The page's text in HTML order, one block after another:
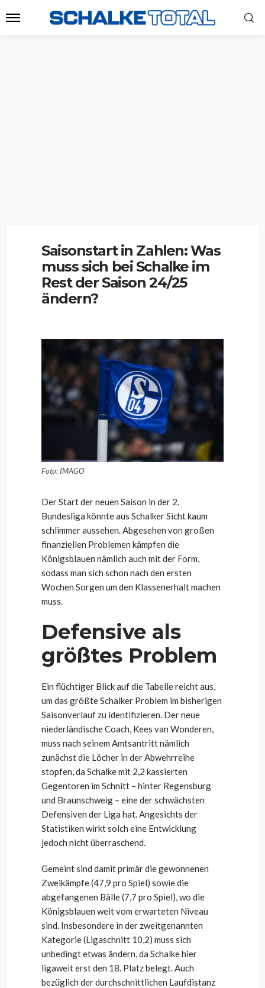
Saisonstart in Zahlen: Was
muss sich bei Schalke im
Rest der Saison 24/25
ändern?
Foto: IMAGO
Der Start der neuen Saison in der 2.
Bundesliga könnte aus Schalker Sicht kaum
schlimmer aussehen. Abgesehen von großen
finanziellen Problemen kämpfen die
Königsblauen nämlich auch mit der Form,
sodass man sich schon nach den ersten
Wochen Sorgen um den Klassenerhalt machen
muss.
Defensive als
größtes Problem
Ein flüchtiger Blick auf die Tabelle reicht aus,
um das größte Schalker Problem im bisherigen
Saisonverlauf zu identifizieren. Der neue
niederländische Coach, Kees van Wonderen,
muss nach seinem Amtsantritt nämlich
zunächst die Löcher in der Abwehrreihe
stopfen, da Schalke mit 2,2 kassierten
Gegentoren im Schnitt – hinter Regensburg
und Braunschweig – eine der schwächsten
Defensiven der Liga hat. Angesichts der
Statistiken wirkt solch eine Entwicklung
jedoch nicht überraschend.
Gemeint sind damit primär die gewonnenen
Zweikämpfe (47,9 pro Spiel) sowie die
abgefangenen Bälle (7,7 pro Spiel), wo die
Königsblauen weit vom erwarteten Niveau
sind. Insbesondere in der zweitgenannten
Kategorie (Ligaschnitt 10,2) muss sich
unbedingt etwas ändern, da Schalke hier
ligaweit erst den 18. Platz belegt. Auch
bezüglich der durchschnittlichen Laufdistanz